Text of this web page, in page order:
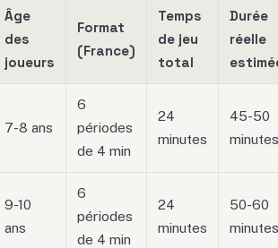
Âge
des
joueurs
Format
(France)
Temps
de jeu
total
Durée
réelle
7-8 ans
6
périodes
de 4 min
24
minutes
45-50
minutes
9-10
ans
6
périodes
de 4 min
24
minutes
50-60
minutes